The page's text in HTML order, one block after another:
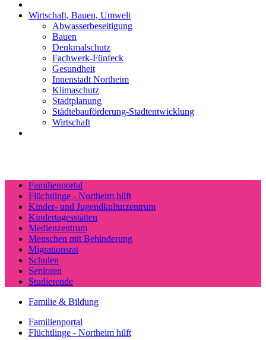
Wirtschaft, Bauen, Umwelt
Abwasserbeseitigung
Bauen
Denkmalschutz
Fachwerk-Fünfeck
Gesundheit
Innenstadt Northeim
Klimaschutz
Stadtplanung
Städtebauförderung-Stadtentwicklung
Wirtschaft
Familienportal
Flüchtlinge - Northeim hilft
Kinder- und Jugendkulturzentrum
Kindertagesstätten
Medienzentrum
Menschen mit Behinderung
Migrationsrat
Schulen
Senioren
Studierende
Familie & Bildung
Familienportal
Flüchtlinge - Northeim hilft